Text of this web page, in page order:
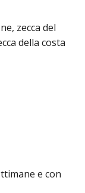
zecca del
della costa
e con